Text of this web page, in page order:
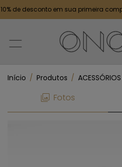
de desconto em sua primeira compra!
Início / Produtos / ACESSÓRIOS
Fotos